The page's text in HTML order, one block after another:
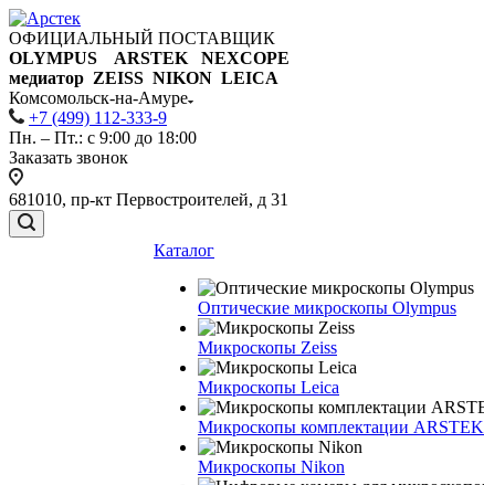
ОФИЦИАЛЬНЫЙ ПОСТАВЩИК
OLYMPUS ARSTEK NEXCOPE
медиатор ZEISS NIKON LEICA
Комсомольск-на-Амуре
+7 (499) 112-333-9
Пн. – Пт.: с 9:00 до 18:00
Заказать звонок
681010, пр-кт Первостроителей, д 31
Каталог
Оптические микроскопы Olympus
Микроскопы Zeiss
Микроскопы Leica
Микроскопы комплектации ARSTEK
Микроскопы Nikon